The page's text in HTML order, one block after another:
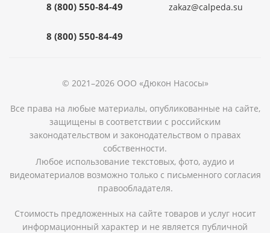
8 (800) 550-84-49
8 (800) 550-84-49
zakaz@calpeda.su
© 2021–2026 ООО «Дюкон Насосы»
Все права на любые материалы, опубликованные на сайте,
защищены в соответствии с российским
законодательством и законодательством о правах
собственности.
Любое использование текстовых, фото, аудио и
видеоматериалов возможно только с письменного согласия
правообладателя.
Стоимость предложенных на сайте товаров и услуг носит
информационный характер и не является публичной